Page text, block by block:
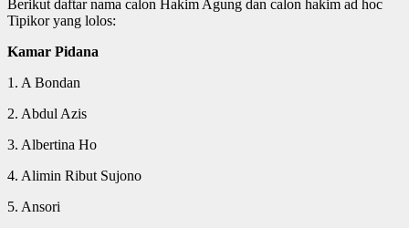
Berikut daftar nama calon Hakim Agung dan calon hakim ad hoc
Tipikor yang lolos:
Kamar Pidana
1. A Bondan
2. Abdul Azis
3. Albertina Ho
4. Alimin Ribut Sujono
5. Ansori